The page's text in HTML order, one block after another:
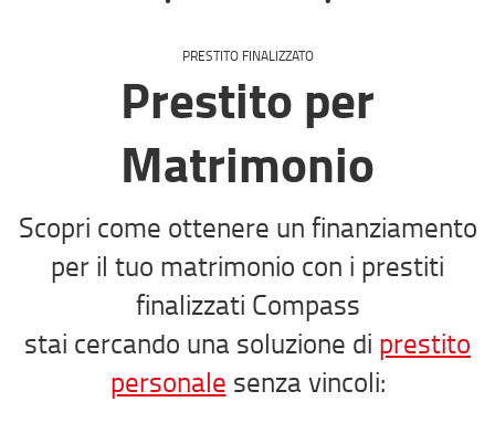
PRESTITO FINALIZZATO
Prestito per
Matrimonio
Scopri come ottenere un finanziamento
per il tuo matrimonio con i prestiti
finalizzati Compass
stai cercando una soluzione di prestito
personale senza vincoli: